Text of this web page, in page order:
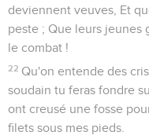
deviennent veuves, Et
peste ; Que leurs jeunes
le combat !
22 Qu'on entende des
soudain tu feras fondre
ont creusé une fosse
filets sous mes pieds.